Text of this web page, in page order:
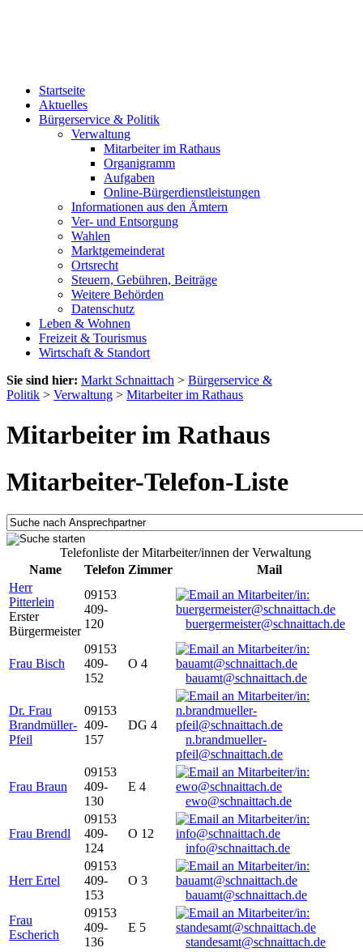
Startseite
Aktuelles
Bürgerservice & Politik
Verwaltung
Mitarbeiter im Rathaus
Organigramm
Aufgaben
Online-Bürgerdienstleistungen
Informationen aus den Ämtern
Ver- und Entsorgung
Wahlen
Marktgemeinderat
Ortsrecht
Steuern, Gebühren, Beiträge
Weitere Behörden
Datenschutz
Leben & Wohnen
Freizeit & Tourismus
Wirtschaft & Standort
Sie sind hier: Markt Schnaittach > Bürgerservice &
Politik > Verwaltung > Mitarbeiter im Rathaus
Mitarbeiter im Rathaus
Mitarbeiter-Telefon-Liste
Telefonliste der Mitarbeiter/innen der Verwaltung
Name
Telefon Zimmer
Mail
Herr
Pitterlein
Erster
Bürgermeister
09153
409-
120
buergermeister@schnaittach.de
Frau Bisch
09153
409-
152
O 4
bauamt@schnaittach.de
Dr. Frau
Brandmüller-
Pfeil
09153
409-
157
DG 4
n.brandmueller-
pfeil@schnaittach.de
Frau Braun
09153
409-
130
E 4
ewo@schnaittach.de
Frau Brendl
09153
409-
124
O 12
info@schnaittach.de
Herr Ertel
09153
409-
153
O 3
bauamt@schnaittach.de
Frau
Escherich
09153
409-
136
E 5
standesamt@schnaittach.de